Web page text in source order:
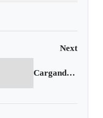
Next
Cargando siguiente...